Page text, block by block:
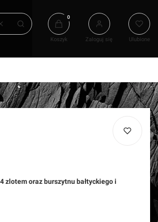
WyczyśćSzukaj
Produkty w koszyku: 0. Zobacz
Koszyk Zaloguj się Ulubione
zlotem oraz burszytnu bałtyckiego i